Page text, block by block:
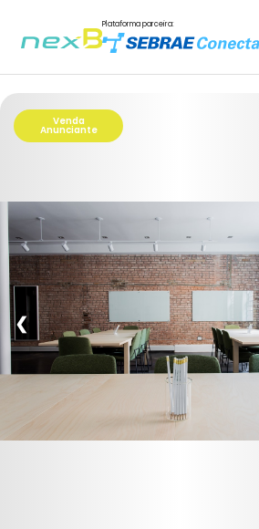
Plataforma parceira:
Venda
Anunciante
❮